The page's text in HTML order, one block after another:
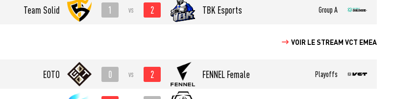
Team Solid 1 vs 2 TBK Esports Group A
VOIR LE STREAM VCT EMEA
EOTO 0 vs 2 FENNEL Female Playoffs